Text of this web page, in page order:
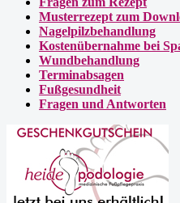
Musterrezept zum
Nagelpilzbehandlung
Kostenübernahme bei
Wundbehandlung
Terminabsagen
Fußgesundheit
Fragen und Antworten